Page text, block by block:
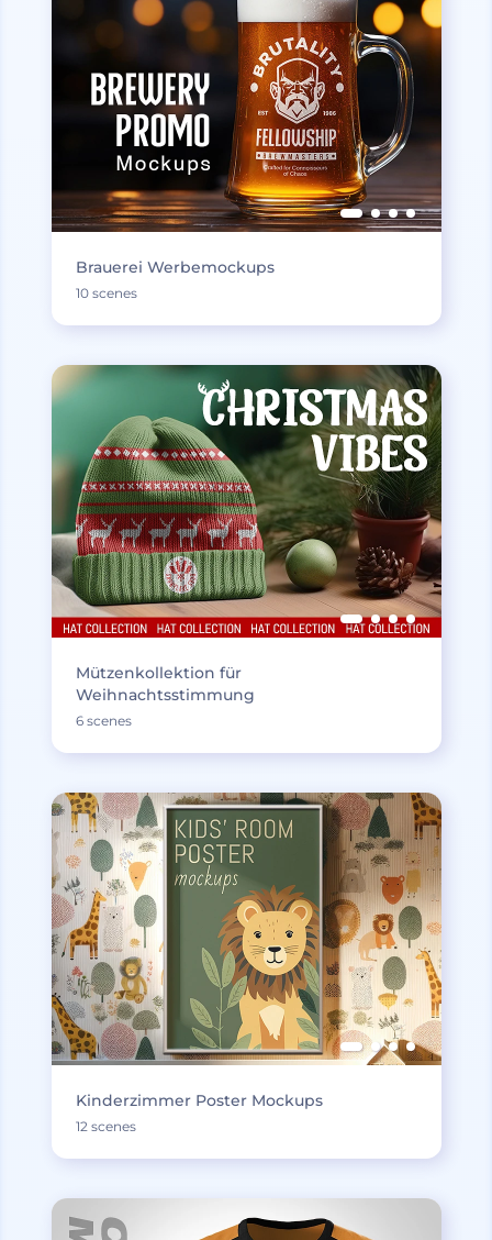
Brauerei Werbemockups
10 scenes
Mützenkollektion für
Weihnachtsstimmung
6 scenes
Kinderzimmer Poster Mockups
12 scenes